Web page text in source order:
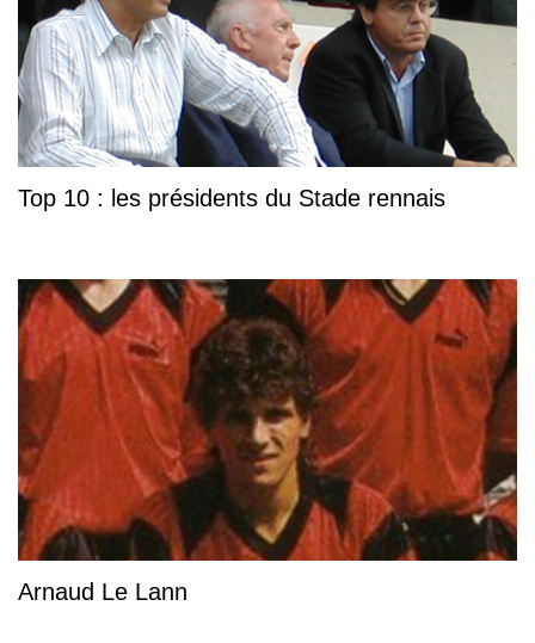
Top 10 : les présidents du Stade rennais
Arnaud Le Lann